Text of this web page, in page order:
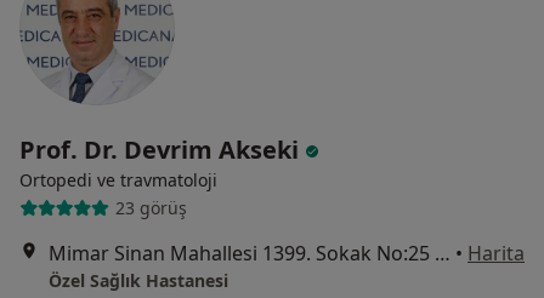
Prof. Dr. Devrim Akseki
Ortopedi ve travmatoloji
23 görüş
Mimar Sinan Mahallesi 1399. Sokak No:25 Alsancak, Konak • Harita
Özel Sağlık Hastanesi